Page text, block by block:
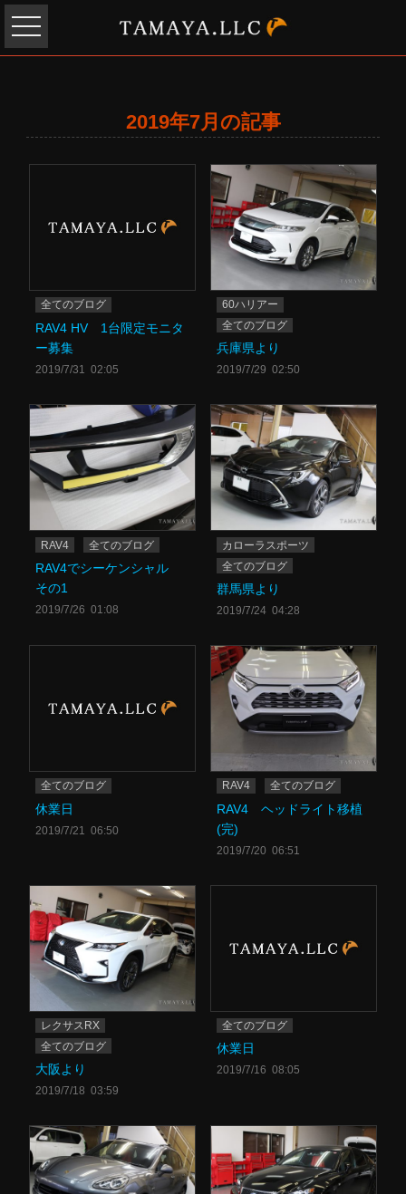
2019年7月の記事
全てのブログ
RAV4 HV 1台限定モニタ
ー募集
2019/7/31 02:05
60ハリアー
全てのブログ
兵庫県より
2019/7/29 02:50
RAV4 全てのブログ
RAV4でシーケンシャル
その1
2019/7/26 01:08
カローラスポーツ
全てのブログ
群馬県より
2019/7/24 04:28
全てのブログ
休業日
2019/7/21 06:50
RAV4 全てのブログ
RAV4 ヘッドライト移植
(完)
2019/7/20 06:51
レクサスRX
全てのブログ
大阪より
2019/7/18 03:59
全てのブログ
休業日
2019/7/16 08:05